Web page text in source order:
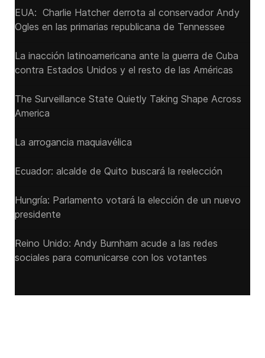
EUA: Charlie Hatcher derrota al conservador Andy
Ogles en las primarias republicana de Tennessee
La inacción latinoamericana ante la guerra de Cuba
contra Estados Unidos y el resto de las Américas
The Surveillance State Quietly Taking Shape Across
America
La arrogancia maquiavélica
Ecuador: alcalde de Quito buscará la reelección
Hungría: Parlamento votará la elección de un nuevo
presidente
Reino Unido: Andy ‌Burnham acude a las redes
sociales para comunicarse con los votantes